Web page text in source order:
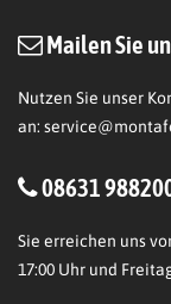
Mailen Sie
Nutzen Sie unser
an:
08631
Sie erreichen uns
17:00 Uhr und